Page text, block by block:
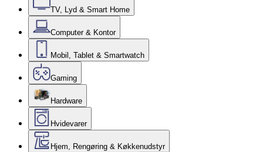
TV, Lyd & Smart Home
Computer & Kontor
Mobil, Tablet & Smartwatch
Gaming
Hardware
Hvidevarer
Hjem, Rengøring & Køkkenudstyr